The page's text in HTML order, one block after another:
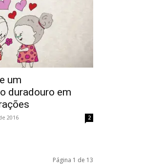
um
duradouro em
2016 2
Página 1 de 13